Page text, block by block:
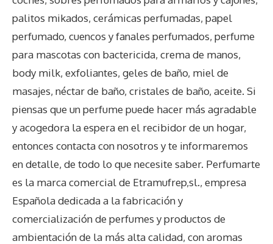
palitos mikados, cerámicas perfumadas, papel
perfumado, cuencos y fanales perfumados, perfume
para mascotas con bactericida, crema de manos,
body milk, exfoliantes, geles de baño, miel de
masajes, néctar de baño, cristales de baño, aceite. Si
piensas que un perfume puede hacer más agradable
y acogedora la espera en el recibidor de un hogar,
entonces contacta con nosotros y te informaremos
en detalle, de todo lo que necesite saber. Perfumarte
es la marca comercial de Etramufrep,sl., empresa
Española dedicada a la fabricación y
comercialización de perfumes y productos de
ambientación de la más alta calidad, con aromas